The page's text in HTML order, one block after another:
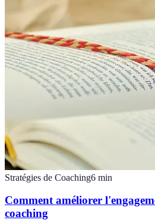
Stratégies de Coaching6 min
Comment améliorer
coaching